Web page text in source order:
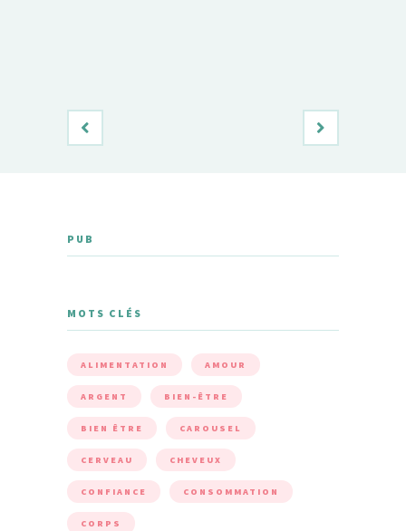
PUB
MOTS CLÉS
ALIMENTATION AMOUR
ARGENT BIEN-ÊTRE
BIEN ÊTRE CAROUSEL
CERVEAU CHEVEUX
CONFIANCE CONSOMMATION
CORPS